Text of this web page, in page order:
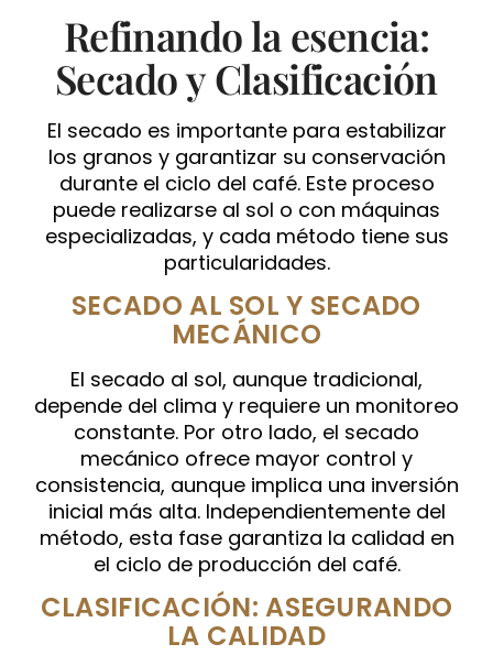
Refinando la esencia:
Secado y Clasificación
El secado es importante para estabilizar
los granos y garantizar su conservación
durante el ciclo del café. Este proceso
puede realizarse al sol o con máquinas
especializadas, y cada método tiene sus
particularidades.
SECADO AL SOL Y SECADO
MECÁNICO
El secado al sol, aunque tradicional,
depende del clima y requiere un monitoreo
constante. Por otro lado, el secado
mecánico ofrece mayor control y
consistencia, aunque implica una inversión
inicial más alta. Independientemente del
método, esta fase garantiza la calidad en
el ciclo de producción del café.
CLASIFICACIÓN: ASEGURANDO
LA CALIDAD